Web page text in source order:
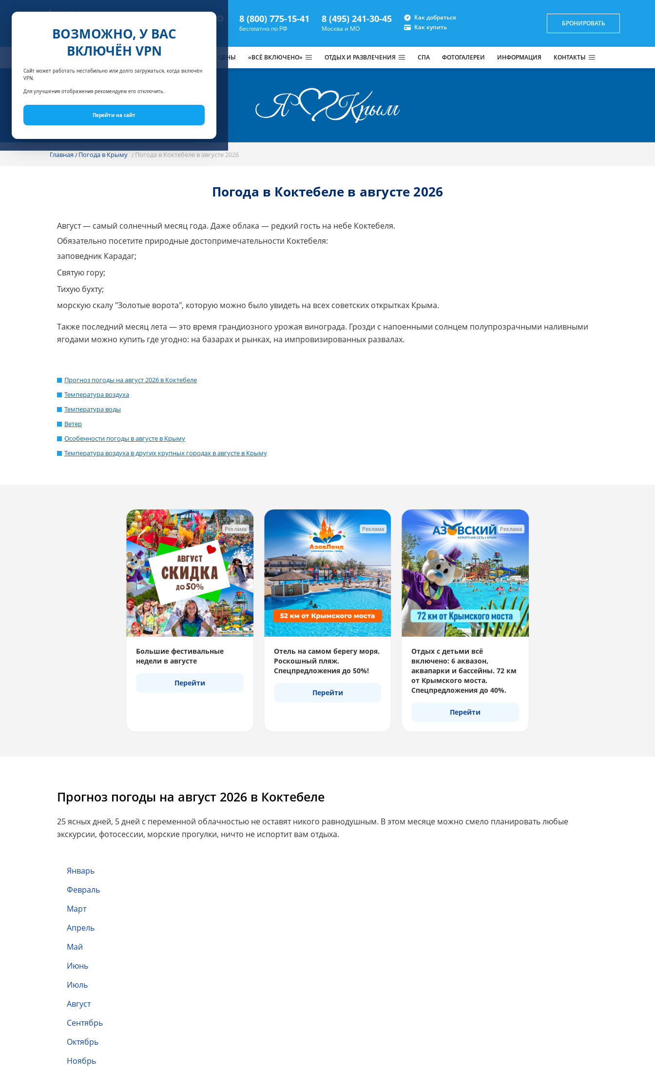
ВОЗМОЖНО, У ВАС
ВКЛЮЧЁН VPN
Сайт может работать нестабильно или долго загружаться, когда включён
VPN.
Для улучшения отображения рекомендуем его отключить.
Перейти на сайт
8 (800) 775-15-41
бесплатно по РФ
8 (495) 241-30-45
Москва и МО
Как добраться
Как купить
БРОНИРОВАТЬ
СПЕЦПРЕДЛОЖЕНИЯ АКЦИИ НОМЕРА И ЦЕНЫ «ВСЁ ВКЛЮЧЕНО» ОТДЫХ И РАЗВЛЕЧЕНИЯ СПА ФОТОГАЛЕРЕИ ИНФОРМАЦИЯ КОНТАКТЫ
Главная Погода в Крыму Погода в Коктебеле в августе 2026
Погода в Коктебеле в августе 2026
Август — самый солнечный месяц года. Даже облака — редкий гость на небе Коктебеля.
Обязательно посетите природные достопримечательности Коктебеля:
заповедник Карадаг;
Святую гору;
Тихую бухту;
морскую скалу "Золотые ворота", которую можно было увидеть на всех советских открытках Крыма.
Также последний месяц лета — это время грандиозного урожая винограда. Грозди с напоенными солнцем полупрозрачными наливными
ягодами можно купить где угодно: на базарах и рынках, на импровизированных развалах.
Прогноз погоды на август 2026 в Коктебеле
Температура воздуха
Температура воды
Ветер
Особенности погоды в августе в Крыму
Температура воздуха в других крупных городах в августе в Крыму
Реклама
Большие фестивальные
недели в августе
Перейти
Реклама
Отель на самом берегу моря.
Роскошный пляж.
Спецпредложения до 50%!
Перейти
Реклама
Отдых с детьми всё
включено: 6 аквазон,
аквапарки и бассейны. 72 км
от Крымского моста.
Спецпредложения до 40%.
Перейти
Прогноз погоды на август 2026 в Коктебеле
25 ясных дней, 5 дней с переменной облачностью не оставят никого равнодушным. В этом месяце можно смело планировать любые
экскурсии, фотосессии, морские прогулки, ничто не испортит вам отдыха.
Январь
Февраль
Март
Апрель
Май
Июнь
Июль
Август
Сентябрь
Октябрь
Ноябрь